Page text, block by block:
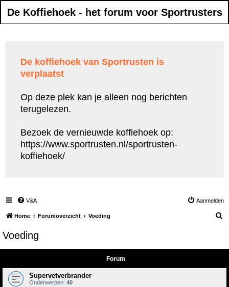
De Koffiehoek - het forum voor Sportrusters
De koffiehoek van Sportrusten is
verplaatst
Op deze plek kan je alleen nog berichten
terugelezen.
Bezoek de vernieuwde koffiehoek op:
https://www.sportrusten.nl/sportrusten-
koffiehoek/
V&A Aanmelden
Home Forumoverzicht Voeding
Voeding
Forum
Supervetverbrander
Onderwerpen: 40